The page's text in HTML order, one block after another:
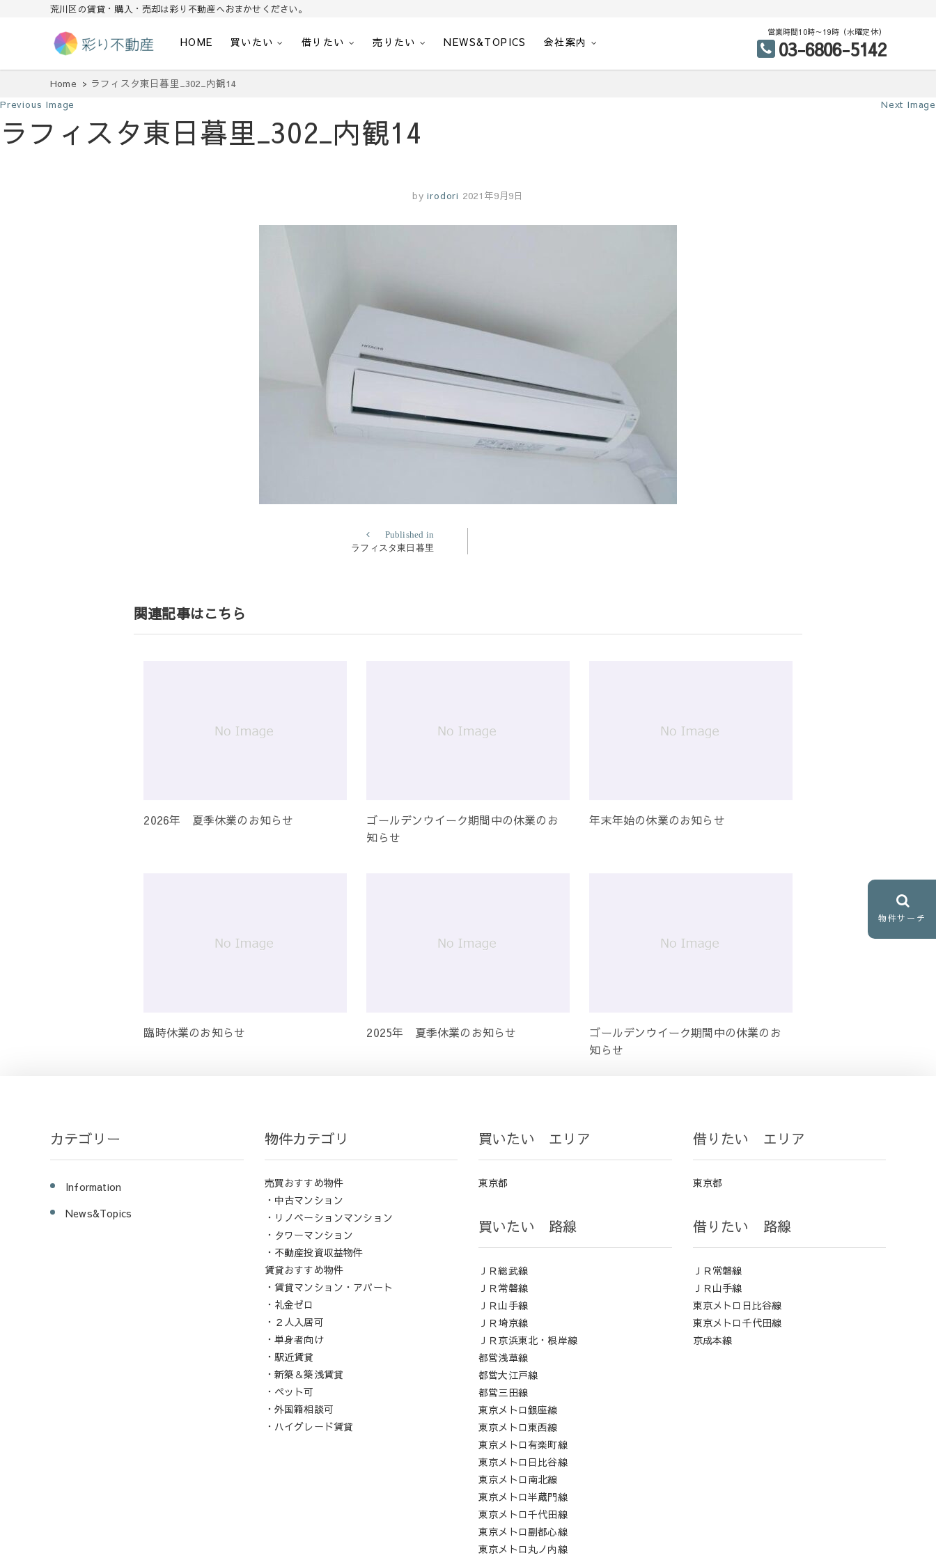
荒川区の賃貸・購入・売却は彩り不動産へおまかせください。
彩り不動産
HOME 買いたい 借りたい 売りたい NEWS&TOPICS 会社案内
営業時間10時～19時（水曜定休）
03-6806-5142
Home ラフィスタ東日暮里_302_内観14
Previous Image Next Image
ラフィスタ東日暮里_302_内観14
by irodori 2021年9月9日
ゲ
ー
シ
Published in
ラフィスタ東日暮里
関連記事はこちら
2026年 夏季休業のお知らせ
ゴールデンウイーク期間中の休業のお
知らせ
年末年始の休業のお知らせ
臨時休業のお知らせ 2025年 夏季休業のお知らせ
ゴールデンウイーク期間中の休業のお
知らせ
物件サーチ
カテゴリー
Information
News&Topics
物件カテゴリ
売買おすすめ物件
・中古マンション
・リノベーションマンション
・タワーマンション
・不動産投資収益物件
賃貸おすすめ物件
・賃貸マンション・アパート
・礼金ゼロ
・２人入居可
・単身者向け
・駅近賃貸
・新築＆築浅賃貸
・ペット可
・外国籍相談可
・ハイグレード賃貸
買いたい エリア
東京都
買いたい 路線
ＪＲ総武線
ＪＲ常磐線
ＪＲ山手線
ＪＲ埼京線
ＪＲ京浜東北・根岸線
都営浅草線
都営大江戸線
都営三田線
東京メトロ銀座線
東京メトロ東西線
東京メトロ有楽町線
東京メトロ日比谷線
東京メトロ南北線
東京メトロ半蔵門線
東京メトロ千代田線
東京メトロ副都心線
東京メトロ丸ノ内線
借りたい エリア
東京都
借りたい 路線
ＪＲ常磐線
ＪＲ山手線
東京メトロ日比谷線
東京メトロ千代田線
京成本線